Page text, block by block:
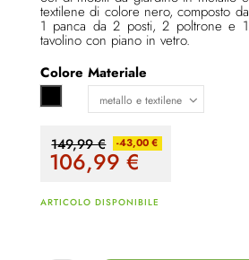
textilene di colore nero, composto da
1 panca da 2 posti, 2 poltrone e 1
tavolino con piano in vetro.
Colore Materiale
149,99 € -43,00 €
106,99€
ARTICOLO DISPONIBILE